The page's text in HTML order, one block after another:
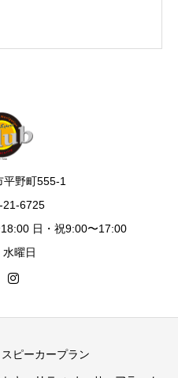
野町555-1
21-6725
日・祝9:00〜17:00
水曜日
スピーカープラン